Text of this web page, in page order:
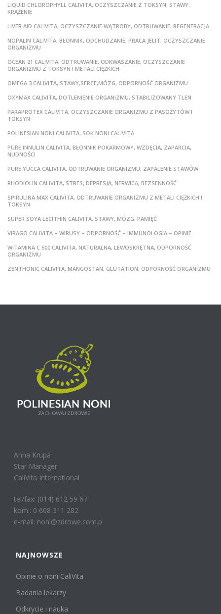
LIQUID CHLOROPHYLL CALIVITA, OCZYSZCZANIE Z TOKSYN, STAWY,
KRĄŻENIE
LIVER AID CALIVITA, OCZYSZCZANIE WĄTROBY, ODTRUWANIE, REGENERACJA
NOPALIN CALIVITA, BŁONNIK, ODCHUDZANIE, PRACA JELIT, OCZYSZCZANIE
ORGANIZMU
OCEAN 21 CALIVITA, ODTRUWANIE, ODKWASZANIE, OCZYSZCZANIE
ORGANIZMU Z TOKSYN I METALI CIĘŻKICH
OMEGA 3 CALIVITA, STAWY,SERCE,MÓZG, ODPORNOŚĆ ORGANIZMU
OXYMAX CALIVITA, DOTLENIENIE ORGANIZMU, STABILIZOWANY TLEN
PARAPROTEX CALIVITA, OCZYSZCZANIE ORGANIZMU Z PASOŻYTÓW I
TOKSYN
POLINESIAN NONI CALIVITA, SOK NONI CALIVITA
PURE INNULIN CALIVITA, BŁONNIK POKARMOWY, WZDĘCIA, ZAPARCIA,
NUDNOŚCI
PURE YUCCA CALIVITA, ODTRUWANIE ORGANIZMU, ZAPALENIE STAWÓW
RHODIOLIN CALIVITA, STRES, DEPRESJA, NERWICA, BEZSENNOŚĆ
SPIRULINA MAX CALIVITA, ODTRUWANIE ORGANIZMU Z METALI CIĘŻKICH I
TOKSYN
SUPER SOYA LECITHIN CALIVITA, STAWY, MÓZG, PAMIĘĆ
VIRAGO CALIVITA – WIRUSY – ODPORNOŚĆ – IMMUNOLOGIA – OPINIE
WITAMINA C 500 CALIVITA, NATURALNA, LEWOSKRĘTNA, ODPORNOŚĆ
ORGANIZMU
ZENTHONIC CALIVITA, MANGOSTAN, GLUTATION, ODPORNOŚĆ ORGANIZMU
Anna Krupa
Star Manager
CaliVita International
tel/fax: (014) 612 59 67
kom.: 0 608 311 282
e-mail: noni@zdrowe.com.p
NAJNOWSZE
Opinie o noni CaliVita
Badania lekarzy
Odkrycie i nauka